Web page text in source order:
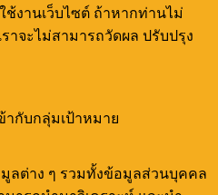
งานเว็บไซต์ ถ้าหากท่านไม่
าจะไม่สามารถวัดผล ปรับปรุง
ากับกลุ่มเป้าหมาย
ลต่าง ๆ รวมทั้งข้อมูลส่วนบุคคล